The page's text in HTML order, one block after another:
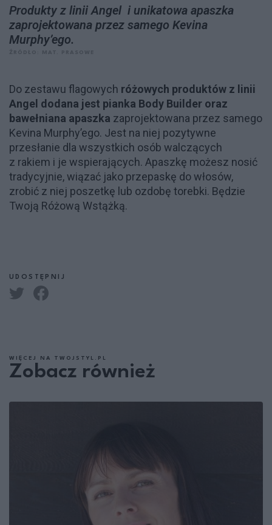
Produkty z linii Angel i unikatowa apaszka
zaprojektowana przez samego Kevina
Murphy’ego.
Do zestawu flagowych różowych produktów z linii
Angel dodana jest pianka Body Builder oraz
bawełniana apaszka zaprojektowana przez samego
Kevina Murphy’ego. Jest na niej pozytywne
przesłanie dla wszystkich osób walczących
z rakiem i je wspierających. Apaszkę możesz nosić
tradycyjnie, wiązać jako przepaskę do włosów,
zrobić z niej poszetkę lub ozdobę torebki. Będzie
Twoją Różową Wstążką.
UDOSTĘPNIJ
WIĘCEJ NA TWOJSTYL.PL
Zobacz również